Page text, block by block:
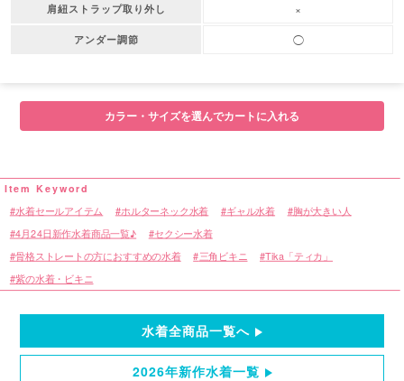
肩紐ストラップ取り外し ×
アンダー調節 ◯
カラー・サイズを選んでカートに入れる
水着セールアイテム ホルターネック水着 ギャル水着 胸が大きい人
4月24日新作水着商品一覧♪ セクシー水着
骨格ストレートの方におすすめの水着 三角ビキニ
Tika「ティカ」
紫の水着・ビキニ
水着全商品一覧へ
2026年新作水着一覧